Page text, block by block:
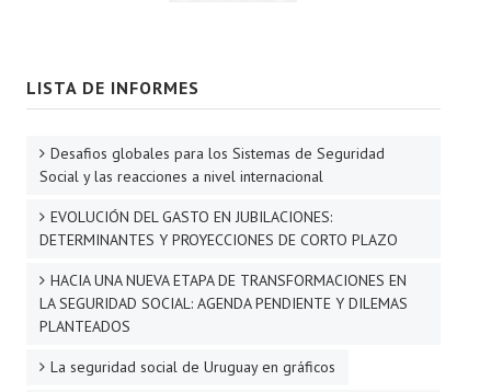
LISTA DE INFORMES
Desafios globales para los Sistemas de Seguridad
Social y las reacciones a nivel internacional
EVOLUCIÓN DEL GASTO EN JUBILACIONES:
DETERMINANTES Y PROYECCIONES DE CORTO PLAZO
HACIA UNA NUEVA ETAPA DE TRANSFORMACIONES EN
LA SEGURIDAD SOCIAL: AGENDA PENDIENTE Y DILEMAS
PLANTEADOS
La seguridad social de Uruguay en gráficos